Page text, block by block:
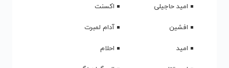
امید حاجیلی
اکسنت
افشین
آدام لمبرت
امید
احلام